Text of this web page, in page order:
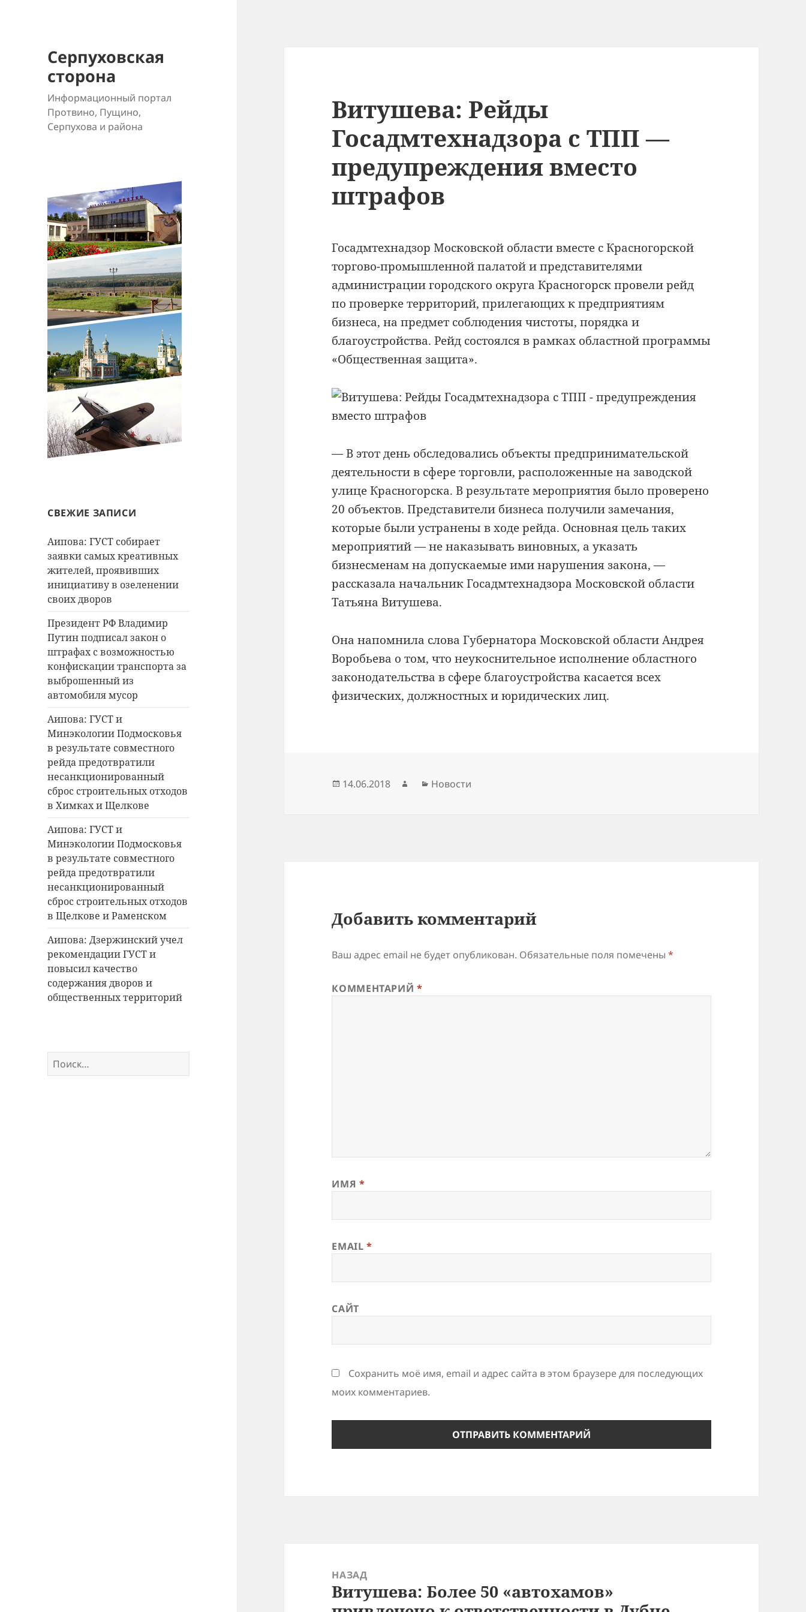
Серпуховская
сторона
Информационный портал
Протвино, Пущино,
Серпухова и района
СВЕЖИЕ ЗАПИСИ
Аипова: ГУСТ собирает
заявки самых креативных
жителей, проявивших
инициативу в озеленении
своих дворов
Президент РФ Владимир
Путин подписал закон о
штрафах с возможностью
конфискации транспорта за
выброшенный из
автомобиля мусор
Аипова: ГУСТ и
Минэкологии Подмосковья
в результате совместного
рейда предотвратили
несанкционированный
сброс строительных отходов
в Химках и Щелкове
Аипова: ГУСТ и
Минэкологии Подмосковья
в результате совместного
рейда предотвратили
несанкционированный
сброс строительных отходов
в Щелкове и Раменском
Аипова: Дзержинский учел
рекомендации ГУСТ и
повысил качество
содержания дворов и
общественных территорий
Найти:
Витушева: Рейды
Госадмтехнадзора с ТПП —
предупреждения вместо
штрафов
Госадмтехнадзор Московской области вместе с Красногорской
торгово-промышленной палатой и представителями
администрации городского округа Красногорск провели рейд
по проверке территорий, прилегающих к предприятиям
бизнеса, на предмет соблюдения чистоты, порядка и
благоустройства. Рейд состоялся в рамках областной программы
«Общественная защита».
— В этот день обследовались объекты предпринимательской
деятельности в сфере торговли, расположенные на заводской
улице Красногорска. В результате мероприятия было проверено
20 объектов. Представители бизнеса получили замечания,
которые были устранены в ходе рейда. Основная цель таких
мероприятий — не наказывать виновных, а указать
бизнесменам на допускаемые ими нарушения закона, —
рассказала начальник Госадмтехнадзора Московской области
Татьяна Витушева.
Она напомнила слова Губернатора Московской области Андрея
Воробьева о том, что неукоснительное исполнение областного
законодательства в сфере благоустройства касается всех
физических, должностных и юридических лиц.
Опубликовано
14.06.2018 АвторРубрики
Новости
Добавить комментарий
Ваш адрес email не будет опубликован. Обязательные поля помечены*
КОММЕНТАРИЙ*
ИМЯ *
EMAIL*
САЙТ
Сохранить моё имя, email и адрес сайта в этом браузере для последующих
моих комментариев.
записям
НАЗАД
Предыдущая
Витушева: Более 50 «автохамов»